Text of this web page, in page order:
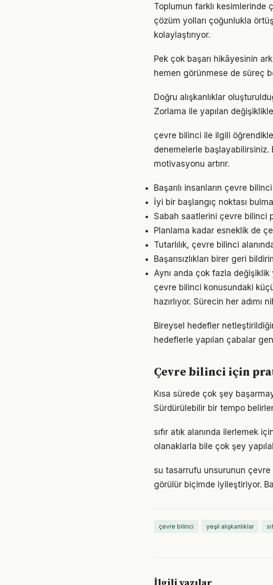
Toplumun farklı kesimlerinde
çözüm yolları çoğunlukla
kolaylaştırıyor.
Pek çok başarı hikâyesinin
hemen görünmese de süreç
Doğru alışkanlıklar
Zorlama ile yapılan
çevre bilinci ile ilgili
denemelerle başlayabilirsiniz.
motivasyonu artırır.
Başarılı insanların çevre
İyi bir başlangıç noktası
Sabah saatlerini çevre bilinci
Planlama kadar esneklik de
Tutarlılık, çevre bilinci
Başarısızlıkları birer geri
Aynı anda çok fazla
çevre bilinci konusundaki
hazırlıyor. Sürecin her adımı
Bireysel hedefler
hedeflerle yapılan çabalar
Çevre bilinci için
Kısa sürede çok şey
Sürdürülebilir bir tempo
sıfır atık alanında ilerlemek
olanaklarla bile çok şey
su tasarrufu unsurunun
görülür biçimde iyileştiriyor.
çevre bilinci yeşil alışkanlıklar